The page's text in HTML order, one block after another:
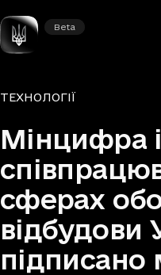
Beta
Beta
ГОЛОВНА —НОВИНИ
Рубрики
ТЕХНОЛОГІЇ
Мінцифра
сферах
відбудови